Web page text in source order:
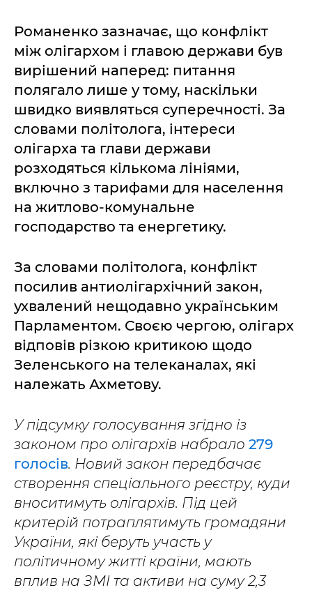
Романенко зазначає, що конфлікт
між олігархом і главою держави був
вирішений наперед: питання
полягало лише у тому, наскільки
швидко виявляться суперечності. За
словами політолога, інтереси
олігарха та глави держави
розходяться кількома лініями,
включно з тарифами для населення
на житлово-комунальне
господарство та енергетику.
За словами політолога, конфлікт
посилив антиолігархічний закон,
ухвалений нещодавно українським
Парламентом. Своєю чергою, олігарх
відповів різкою критикою щодо
Зеленського на телеканалах, які
належать Ахметову.
У підсумку голосування згідно із
законом про олігархів набрало 279
голосів. Новий закон передбачає
створення спеціального реєстру, куди
вноситимуть олігархів. Під цей
критерій потраплятимуть громадяни
України, які беруть участь у
політичному житті країни, мають
вплив на ЗМІ та активи на суму 2,3